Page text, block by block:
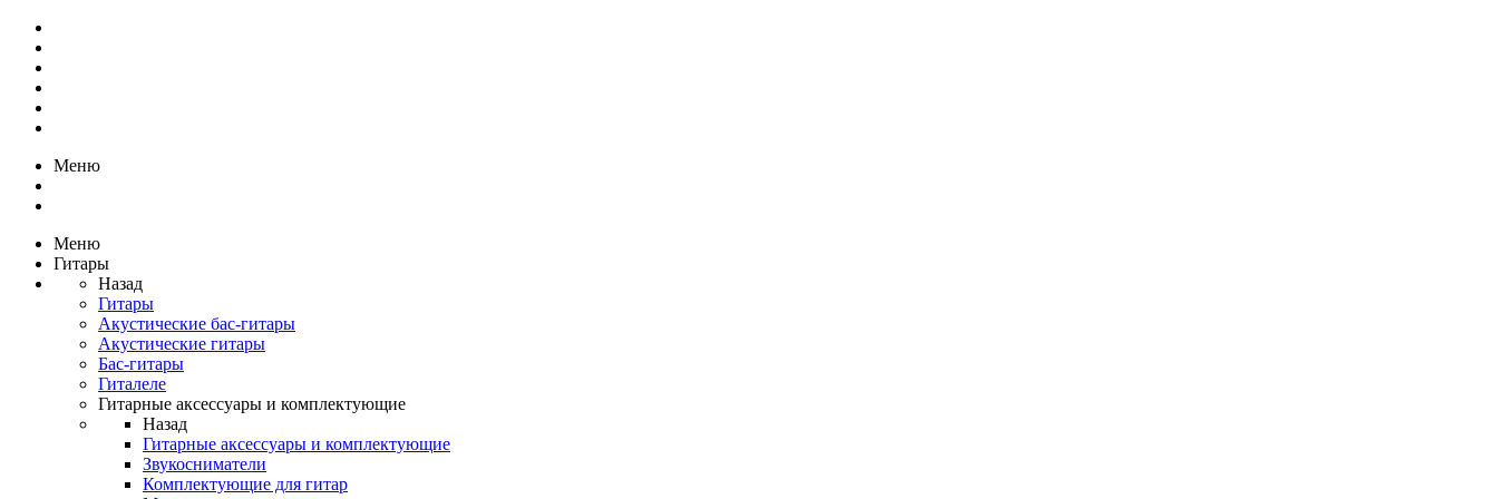
Меню
Меню
Гитары
Назад
Гитары
Акустические бас-гитары
Акустические гитары
Бас-гитары
Гиталеле
Гитарные аксессуары и комплектующие
Назад
Гитарные аксессуары и комплектующие
Звукосниматели
Комплектующие для гитар